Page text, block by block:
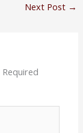
Next Post →
Required